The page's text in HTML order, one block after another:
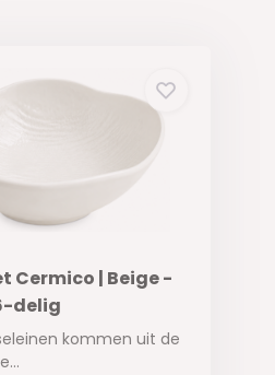
Cermico | Beige -
delig
kommen uit de